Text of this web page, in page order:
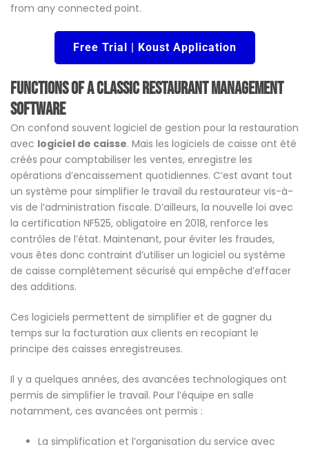
from any connected point.
Free Trial | Koust Application
Functions of a classic restaurant management
software
On confond souvent logiciel de gestion pour la restauration
avec logiciel de caisse. Mais les logiciels de caisse ont été
créés pour comptabiliser les ventes, enregistre les
opérations d’encaissement quotidiennes. C’est avant tout
un système pour simplifier le travail du restaurateur vis-à-
vis de l’administration fiscale. D’ailleurs, la nouvelle loi avec
la certification NF525, obligatoire en 2018, renforce les
contrôles de l’état. Maintenant, pour éviter les fraudes,
vous êtes donc contraint d’utiliser un logiciel ou système
de caisse complètement sécurisé qui empêche d’effacer
des additions.
Ces logiciels permettent de simplifier et de gagner du
temps sur la facturation aux clients en recopiant le
principe des caisses enregistreuses.
Il y a quelques années, des avancées technologiques ont
permis de simplifier le travail. Pour l’équipe en salle
notamment, ces avancées ont permis :
La simplification et l’organisation du service avec